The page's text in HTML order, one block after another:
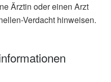
Ärztin oder einen Arzt
Verdacht hinweisen.